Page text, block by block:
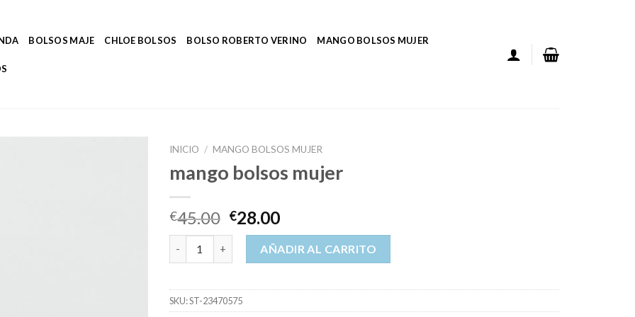
BOLSOS MAJE CHLOE BOLSOS BOLSO ROBERTO VERINO MANGO BOLSOS MUJER
INICIO / MANGO BOLSOS MUJER
mango bolsos mujer
€45.00 €28.00
mango bolsos mujer cantidadAÑADIR AL CARRITO
SKU:ST-23470575